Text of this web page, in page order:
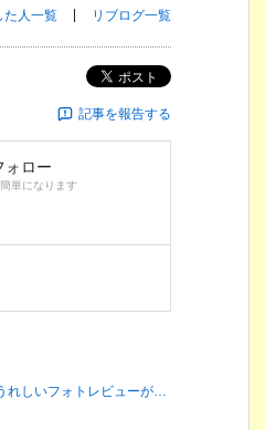
た人一覧 リブログ一覧
ポスト
記事を報告する
ォロー
単になります
新製品 「安らぎクレンジングオイル」にお客様よりうれしいフォトレビューが届きました！